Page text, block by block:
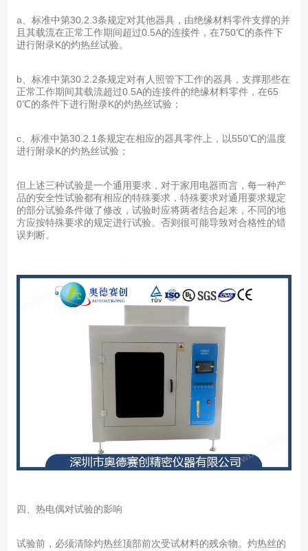
a、标准中第30.2.3条规定对其他器具，由绝缘材料零件支撑的并
且其载流在正常工作期间超过0.5A的连接件，在750℃的条件下
进行附录K的灼热丝试验。
b、标准中第30.2.2条规定对有人照管下工作的器具，支撑那些在
正常工作期间其载流超过0.5A的连接件的绝缘材料零件，在65
0℃的条件下进行附录K的灼热丝试验；
c、标准中第30.2.1条规定在相应的器具零件上，以550℃的温度
进行附录K的灼热丝试验；
但上述三种试验是一个通用要求，对于家用电器而言，每一种产
品的安全性试验都有相应的特殊要求，特殊要求对通用要求规定
的部分试验条件做了修改，试验时应将两者结合起来，不同的地
方应按特殊要求的规定进行试验。否则很可能导致对合格性的错
误判断。
四、热电偶对试验的影响
试验前，必须清除灼热丝顶部前次受试材料的残余物。灼热丝的